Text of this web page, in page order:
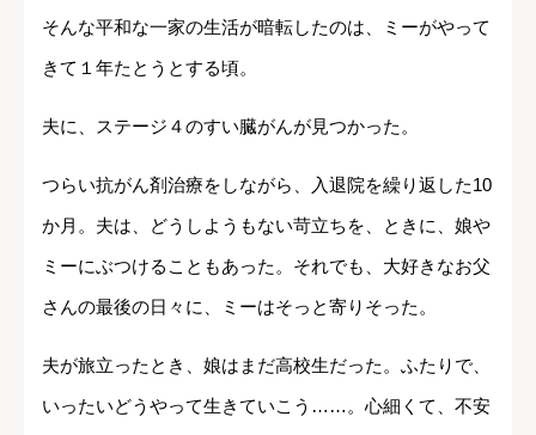
そんな平和な一家の生活が暗転したのは、ミーがやって
きて１年たとうとする頃。
夫に、ステージ４のすい臓がんが見つかった。
つらい抗がん剤治療をしながら、入退院を繰り返した10
か月。夫は、どうしようもない苛立ちを、ときに、娘や
ミーにぶつけることもあった。それでも、大好きなお父
さんの最後の日々に、ミーはそっと寄りそった。
夫が旅立ったとき、娘はまだ高校生だった。ふたりで、
いったいどうやって生きていこう……。心細くて、不安